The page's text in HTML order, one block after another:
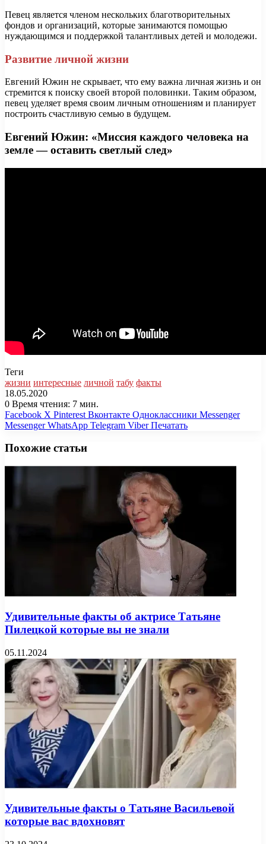
Певец является членом нескольких благотворительных
фондов и организаций, которые занимаются помощью
нуждающимся и поддержкой талантливых детей и молодежи.
Развитие личной жизни
Евгений Южин не скрывает, что ему важна личная жизнь и он
стремится к поиску своей второй половинки. Таким образом,
певец уделяет время своим личным отношениям и планирует
построить счастливую семью в будущем.
Евгений Южин: «Миссия каждого человека на
земле — оставить светлый след»
Теги
жизни интересные личной табу факты
18.05.2020
0 Время чтения: 7 мин.
Facebook X Pinterest Вконтакте Одноклассники Messenger
Messenger WhatsApp Telegram Viber Печатать
Похожие статьи
Удивительные факты об актрисе Татьяне
Пилецкой которые вы не знали
05.11.2024
Удивительные факты о Татьяне Васильевой
которые вас вдохновят